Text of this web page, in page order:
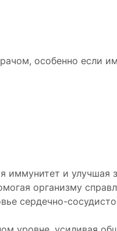
особенно если
иммунитет и
организму
сердечно-